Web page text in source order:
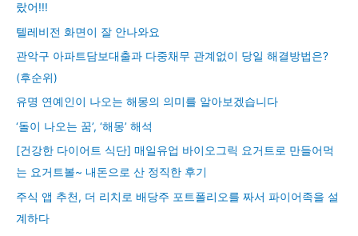
랐어!!!
텔레비전 화면이 잘 안나와요
관악구 아파트담보대출과 다중채무 관계없이 당일 해결방법은?
(후순위)
유명 연예인이 나오는 해몽의 의미를 알아보겠습니다
‘돌이 나오는 꿈’, ‘해몽’ 해석
[건강한 다이어트 식단] 매일유업 바이오그릭 요거트로 만들어먹
는 요거트볼~ 내돈으로 산 정직한 후기
주식 앱 추천, 더 리치로 배당주 포트폴리오를 짜서 파이어족을 설
계하다